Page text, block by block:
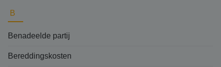
B
Benadeelde partij
Bereddingskosten